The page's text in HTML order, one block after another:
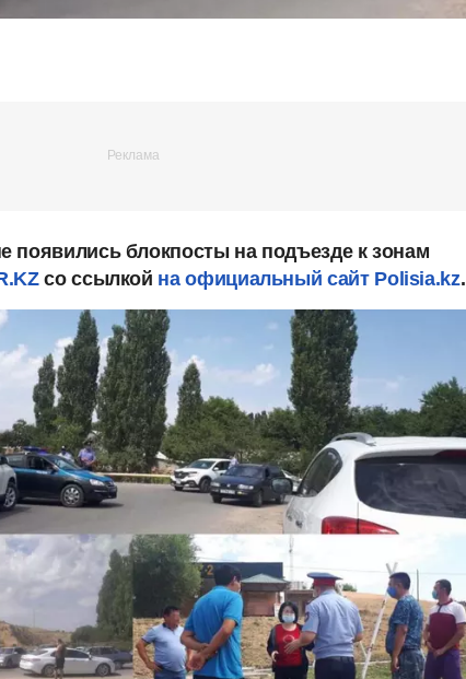
появились блокпосты на подъезде к зонам
со ссылкой на официальный сайт Polisia.kz.